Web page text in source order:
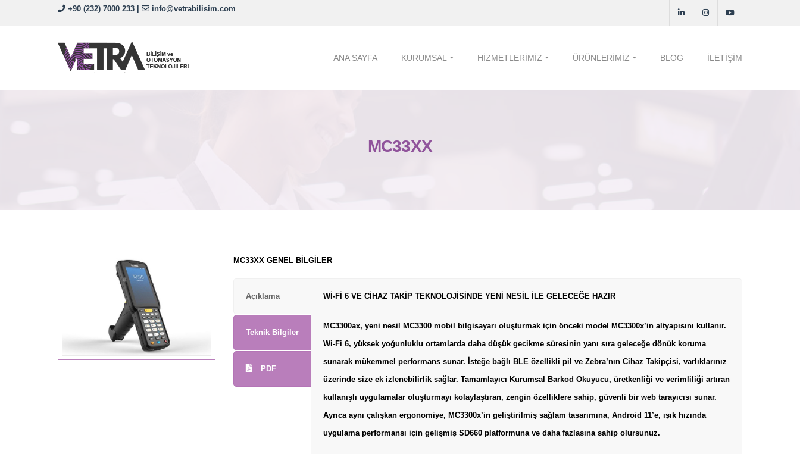
+90 (232) 7000 233 info@vetrabilisim.com
ANA SAYFA KURUMSAL HIZMETLERIMIZ ÜRÜNLERIMIZ BLOG İLETIŞIM
MC33XX
MC33XX GENEL BİLGİLER
Açıklama
Teknik Bilgiler
PDF
Wİ-Fİ 6 VE CİHAZ TAKİP TEKNOLOJİSİNDE YENİ NESİL İLE GELECEĞE HAZIR
MC3300ax, yeni nesil MC3300 mobil bilgisayarı oluşturmak için önceki model MC3300x’in altyapısını kullanır.
Wi-Fi 6, yüksek yoğunluklu ortamlarda daha düşük gecikme süresinin yanı sıra geleceğe dönük koruma
sunarak mükemmel performans sunar. İsteğe bağlı BLE özellikli pil ve Zebra’nın Cihaz Takipçisi, varlıklarınız
üzerinde size ek izlenebilirlik sağlar. Tamamlayıcı Kurumsal Barkod Okuyucu, üretkenliği ve verimliliği artıran
kullanışlı uygulamalar oluşturmayı kolaylaştıran, zengin özelliklere sahip, güvenli bir web tarayıcısı sunar.
Ayrıca aynı çalışkan ergonomiye, MC3300x’in geliştirilmiş sağlam tasarımına, Android 11’e, ışık hızında
uygulama performansı için gelişmiş SD660 platformuna ve daha fazlasına sahip olursunuz.